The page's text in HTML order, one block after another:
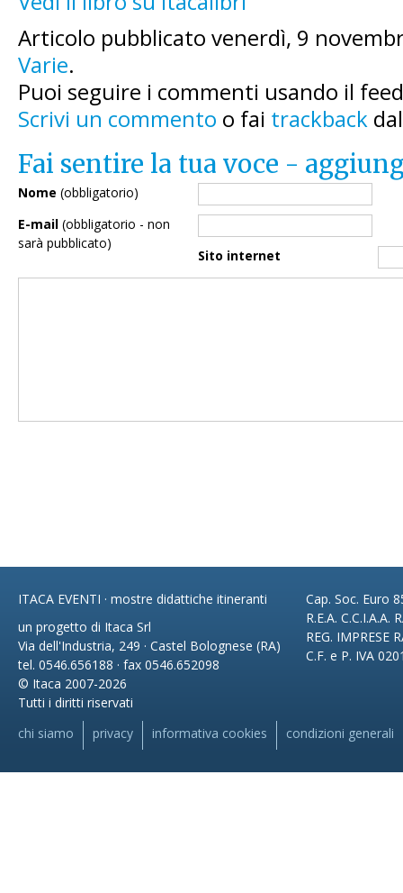
Articolo pubblicato venerdì, 9
Varie.
Puoi seguire i commenti usando il
Scrivi un commento o fai trackback
Fai sentire la tua voce -
Nome (obbligatorio)
E-mail (obbligatorio - non
sarà pubblicato)
Sito internet
ITACA EVENTI · mostre didattiche itineranti
un progetto di Itaca Srl
Via dell'Industria, 249 · Castel Bolognese (RA)
tel. 0546.656188 · fax 0546.652098
© Itaca 2007-2026
Tutti i diritti riservati
Cap. Soc. Euro
R.E.A. C.C.I.A.A.
REG. IMPRESE
C.F. e P. IVA
chi siamo privacy informativa cookies condizioni generali